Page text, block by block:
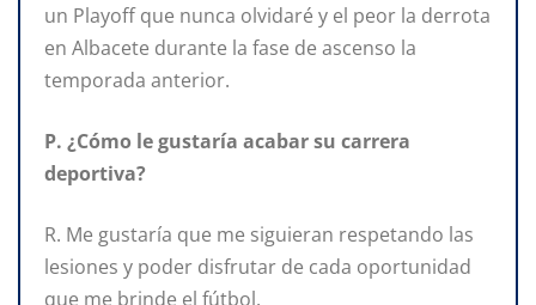
un Playoff que nunca olvidaré y el peor la derrota
en Albacete durante la fase de ascenso la
temporada anterior.
P. ¿Cómo le gustaría acabar su carrera
deportiva?
R. Me gustaría que me siguieran respetando las
lesiones y poder disfrutar de cada oportunidad
que me brinde el fútbol.